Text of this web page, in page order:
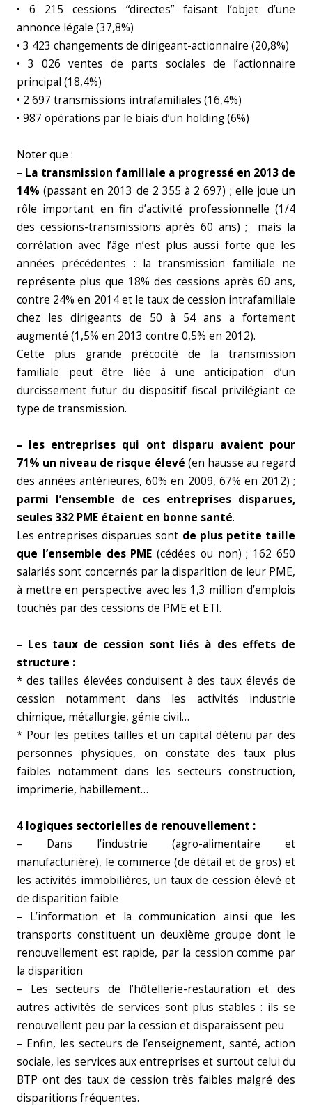
• 6 215 cessions “directes” faisant l’objet d’une
annonce légale (37,8%)
• 3 423 changements de dirigeant-actionnaire (20,8%)
• 3 026 ventes de parts sociales de l’actionnaire
principal (18,4%)
• 2 697 transmissions intrafamiliales (16,4%)
• 987 opérations par le biais d’un holding (6%)
Noter que :
– La transmission familiale a progressé en 2013 de
14% (passant en 2013 de 2 355 à 2 697) ; elle joue un
rôle important en fin d’activité professionnelle (1/4
des cessions-transmissions après 60 ans) ; mais la
corrélation avec l’âge n’est plus aussi forte que les
années précédentes : la transmission familiale ne
représente plus que 18% des cessions après 60 ans,
contre 24% en 2014 et le taux de cession intrafamiliale
chez les dirigeants de 50 à 54 ans a fortement
augmenté (1,5% en 2013 contre 0,5% en 2012).
Cette plus grande précocité de la transmission
familiale peut être liée à une anticipation d’un
durcissement futur du dispositif fiscal privilégiant ce
type de transmission.
– les entreprises qui ont disparu avaient pour
71% un niveau de risque élevé (en hausse au regard
des années antérieures, 60% en 2009, 67% en 2012) ;
parmi l’ensemble de ces entreprises disparues,
seules 332 PME étaient en bonne santé.
Les entreprises disparues sont de plus petite taille
que l’ensemble des PME (cédées ou non) ; 162 650
salariés sont concernés par la disparition de leur PME,
à mettre en perspective avec les 1,3 million d’emplois
touchés par des cessions de PME et ETI.
– Les taux de cession sont liés à des effets de
structure :
* des tailles élevées conduisent à des taux élevés de
cession notamment dans les activités industrie
chimique, métallurgie, génie civil…
* Pour les petites tailles et un capital détenu par des
personnes physiques, on constate des taux plus
faibles notamment dans les secteurs construction,
imprimerie, habillement…
4 logiques sectorielles de renouvellement :
– Dans l’industrie (agro-alimentaire et
manufacturière), le commerce (de détail et de gros) et
les activités immobilières, un taux de cession élevé et
de disparition faible
– L’information et la communication ainsi que les
transports constituent un deuxième groupe dont le
renouvellement est rapide, par la cession comme par
la disparition
– Les secteurs de l’hôtellerie-restauration et des
autres activités de services sont plus stables : ils se
renouvellent peu par la cession et disparaissent peu
– Enfin, les secteurs de l’enseignement, santé, action
sociale, les services aux entreprises et surtout celui du
BTP ont des taux de cession très faibles malgré des
disparitions fréquentes.